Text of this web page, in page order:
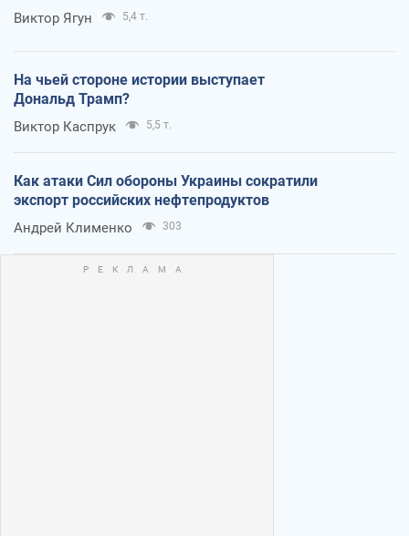
Виктор Ягун 5,4 т.
На чьей стороне истории выступает
Дональд Трамп?
Виктор Каспрук 5,5 т.
Как атаки Сил обороны Украины сократили
экспорт российских нефтепродуктов
Андрей Клименко 303